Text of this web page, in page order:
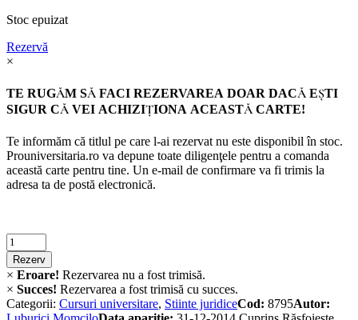
Stoc epuizat
Rezervă
×
TE RUGĂM SĂ FACI REZERVAREA DOAR DACĂ EŞTI
SIGUR CĂ VEI ACHIZIŢIONA ACEASTĂ CARTE!
Te informăm că titlul pe care l-ai rezervat nu este disponibil în stoc.
Prouniversitaria.ro va depune toate diligenţele pentru a comanda
această carte pentru tine. Un e-mail de confirmare va fi trimis la
adresa ta de postă electronică.
Criminalistica
quantity
Rezerv
× Eroare! Rezervarea nu a fost trimisă.
× Succes! Rezervarea a fost trimisă cu succes.
Categorii: Cursuri universitare, Stiinte juridiceCod: 8795Autor: